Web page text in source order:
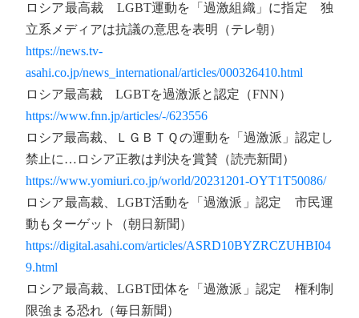
ロシア最高裁 LGBT運動を「過激組織」に指定 独
立系メディアは抗議の意思を表明（テレ朝）
https://news.tv-
asahi.co.jp/news_international/articles/000326410.html
ロシア最高裁 LGBTを過激派と認定（FNN）
https://www.fnn.jp/articles/-/623556
ロシア最高裁、ＬＧＢＴＱの運動を「過激派」認定し
禁止に…ロシア正教は判決を賞賛（読売新聞）
https://www.yomiuri.co.jp/world/20231201-OYT1T50086/
ロシア最高裁、LGBT活動を「過激派」認定 市民運
動もターゲット（朝日新聞）
https://digital.asahi.com/articles/ASRD10BYZRCZUHBI04
9.html
ロシア最高裁、LGBT団体を「過激派」認定 権利制
限強まる恐れ（毎日新聞）